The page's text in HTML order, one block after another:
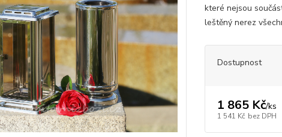
které nejsou
leštěný nerez
Dostupnost
1 865 Kč/ks
1 541 Kč bez DPH